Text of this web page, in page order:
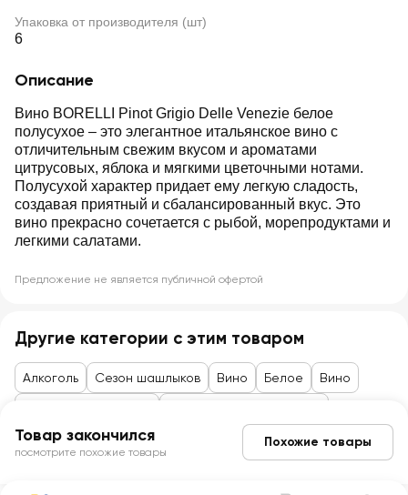
Упаковка от производителя (шт)
6
Описание
Вино BORELLI Pinot Grigio Delle Venezie белое
полусухое – это элегантное итальянское вино с
отличительным свежим вкусом и ароматами
цитрусовых, яблока и мягкими цветочными нотами.
Полусухой характер придает ему легкую сладость,
создавая приятный и сбалансированный вкус. Это
вино прекрасно сочетается с рыбой, морепродуктами и
легкими салатами.
Предложение не является публичной офертой
Другие категории с этим товаром
Алкоголь Сезон шашлыков Вино Белое Вино
Товар закончился
посмотрите похожие товары
Похожие товары